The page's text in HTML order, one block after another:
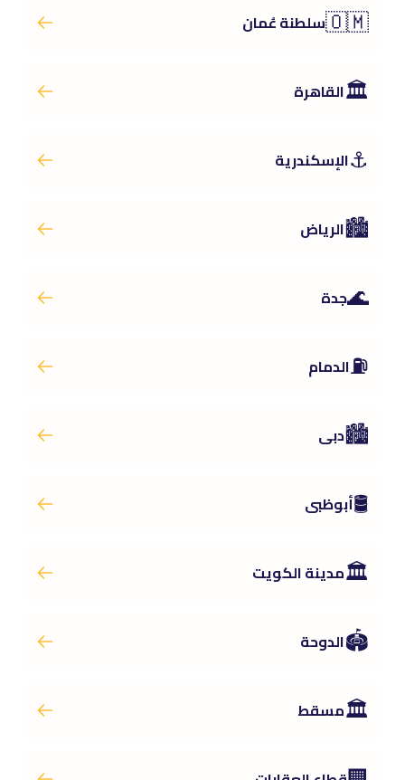
🇴🇲سلطنة عُمان
🏛️القاهرة
⚓الإسكندرية
🏙️الرياض
🌊جدة
⛽الدمام
🏙️دبى
🛢️أبوظبى
🏛️مدينة الكويت
🏟️الدوحة
🏛️مسقط